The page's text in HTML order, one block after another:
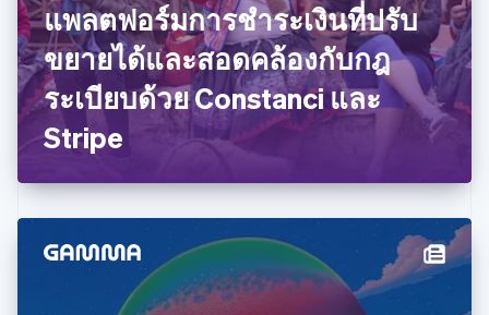
แพลตฟอร์มการชำระเงินที่ปรับ
ขยายได้และสอดคล้องกับกฎ
ระเบียบด้วย Constanci และ
Stripe
เนเธอร์แลนด์
NederlandsEnglish
บราซิล
Português English
บัลแกเรีย
English
เบลเยียม
โปรตุเกส
PortuguêsEnglish
โปแลนด์
English
English